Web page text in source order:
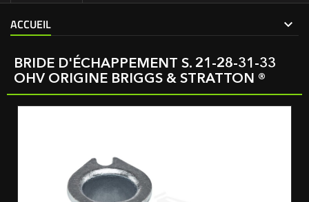
ACCUEIL
BRIDE D'ÉCHAPPEMENT S. 21-28-31-33
OHV ORIGINE BRIGGS & STRATTON ®